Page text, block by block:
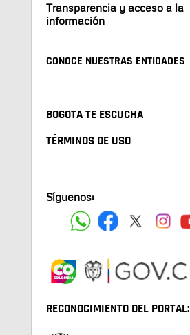
Transparencia y acceso a la
información
CONOCE NUESTRAS ENTIDADES
BOGOTA TE ESCUCHA
TÉRMINOS DE USO
Síguenos:
RECONOCIMIENTO DEL PORTAL: